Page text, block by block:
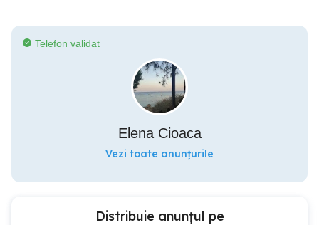
Telefon validat
Elena Cioaca
Vezi toate anunțurile
Distribuie anunțul pe